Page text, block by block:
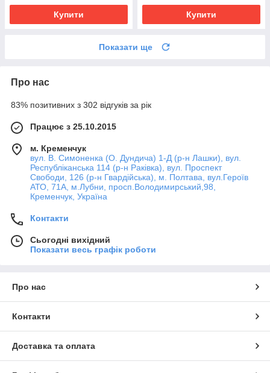
Купити Купити
Показати ще
Про нас
83% позитивних з 302 відгуків за рік
Працює з 25.10.2015
м. Кременчук
вул. В. Симоненка (О. Дундича) 1-Д (р-н Лашки), вул.
Республіканська 114 (р-н Раківка), вул. Проспект
Свободи, 126 (р-н Гвардійська), м. Полтава, вул.Героїв
АТО, 71А, м.Лубни, просп.Володимирський,98,
Кременчук, Україна
Контакти
Сьогодні вихідний
Показати весь графік роботи
Про нас
Контакти
Доставка та оплата